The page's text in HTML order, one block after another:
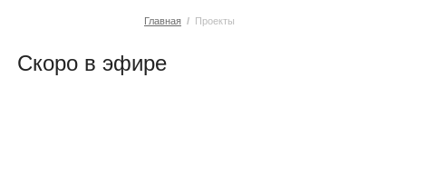
Главная / Проекты
Скоро в эфире